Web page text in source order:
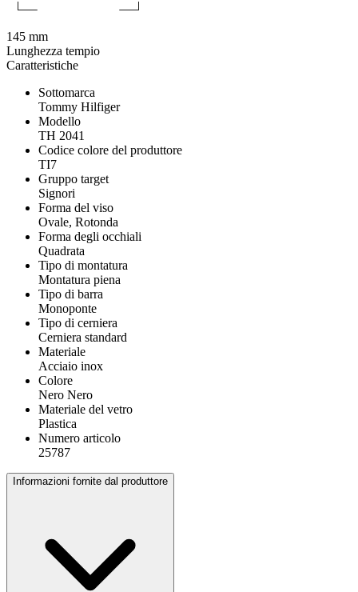
Caratteristiche
Sottomarca
Tommy Hilfiger
Modello
TH 2041
Codice colore del produttore
TI7
Gruppo target
Signori
Forma del viso
Ovale, Rotonda
Forma degli occhiali
Quadrata
Tipo di montatura
Montatura piena
Tipo di barra
Monoponte
Tipo di cerniera
Cerniera standard
Materiale
Acciaio inox
Colore
Nero Nero
Materiale del vetro
Plastica
Numero articolo
25787
Informazioni fornite dal produttore
145 mm
Lunghezza tempio